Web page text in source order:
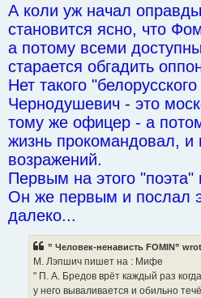
А коли уж начал
становится ясно, что
а потому всеми
старается обгадить
Нет такого
Чернодушевич - это
тому же офицер - а
жизнь прокомандовал, и
возражений.
Первым на этого "поэта"
Он же первым и послал
далеко...
” Человек-ненависть FOMIN”
М. Лэпшич пишет на : Мифе
" П. А. Бредов врёт каждый раз
у него вываливается и обильно